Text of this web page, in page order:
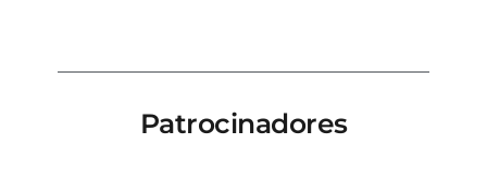
Patrocinadores